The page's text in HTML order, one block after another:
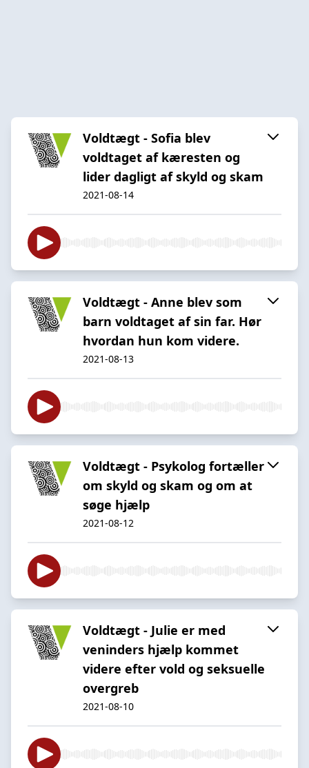
Voldtægt - Sofia blev
voldtaget af kæresten og
lider dagligt af skyld og skam
2021-08-14
Voldtægt - Anne blev som
barn voldtaget af sin far. Hør
hvordan hun kom videre.
2021-08-13
Voldtægt - Psykolog fortæller
om skyld og skam og om at
søge hjælp
2021-08-12
Voldtægt - Julie er med
veninders hjælp kommet
videre efter vold og seksuelle
overgreb
2021-08-10